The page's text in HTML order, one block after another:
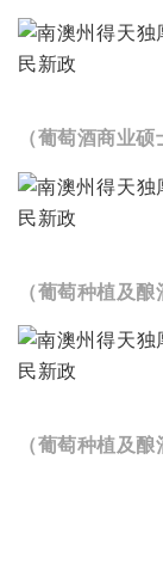
（葡萄酒商业硕
（葡萄种植及酿
（葡萄种植及酿